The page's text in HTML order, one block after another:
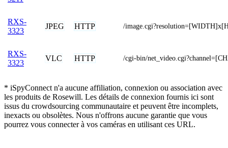
RXS-
3323
JPEG HTTP /
RXS-
3323
VLC HTTP /cgi-bin/
* iSpyConnect n'a aucune affiliation, connexion ou association avec
les produits de Rosewill. Les détails de connexion fournis ici sont
issus du crowdsourcing communautaire et peuvent être incomplets,
inexacts ou obsolètes. Nous n'offrons aucune garantie que vous
pourrez vous connecter à vos caméras en utilisant ces URL.